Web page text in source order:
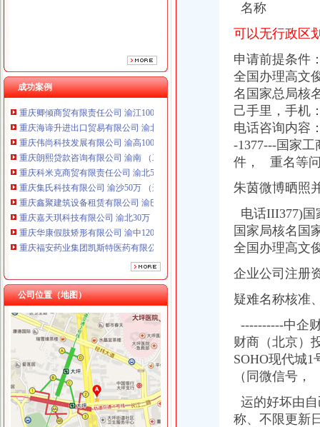
成功案例
重庆卿倾商贸有限责任公司 渝江100万 （工商注册）
重庆海谛升进出口贸易有限公司 渝北100万 （进出口权）
重庆伟尚科技发展有限公司 渝高100万 （工商注册）
重庆朗熙贷款咨询有限公司 渝南 （工商注册）
重庆科米克商贸有限责任公司 渝北50万 （工商注册）
重庆集氏科技有限公司 渝沙50万 （进出口权）
重庆鑫聚建筑设备租赁有限公司 渝巴3万 （工商注册）
重庆嘉天琪科技有限公司 渝北30万 （工商注册）
重庆华康假肢矫形有限公司 渝中120万 （增资）
重庆福安药业集团凯斯特医药有限公司 渝新100万 （进出口权）
重庆吉沃农业科技有限公司 渝南500万 （工商注册）
重庆卿倾商贸有限责任公司 渝江100万 （工商注册）
重庆海谛升进出口贸易有限公司 渝北100万 （进出口权）
重庆伟尚科技发展有限公司 渝高100万 （工商注册）
重庆朗熙贷款咨询有限公司 渝南 （工商注册）
重庆科米克商贸有限责任公司 渝北50万 （工商注册）
重庆集氏科技有限公司 渝沙50万 （进出口权）
重庆鑫聚建筑设备租赁有限公司 渝巴3万 （工商注册）
重庆嘉天琪科技有限公司 渝北30万 （工商注册）
重庆华康假肢矫形有限公司 渝中120万 （增资）
重庆福安药业集团凯斯特医药有限公司 渝新100万 （进出口权）
重庆吉沃农业科技有限公司 渝南500万 （工商注册）
公司位置（地图）
西彭核名
代办国家局核名疑难核名多少钱_公司注册服务_商务服务_商城_中国麦
100元核名,300个体登记,500公司注册-长沙58同城
疑难核名中铁字号疑难核名中铁字号-北京丰台工商注册-北京紫页114网
浙江公司名字核名预先核名-信息服务-水母网
国家局中字头企业核名流程及北京工商局免费核名
重庆产业园区-搜百科
名称
可以无行政区
申请前提条件
全国办理高文
名国家总局核
己手里， 手机
电话咨询内容
-1377---国家
件， 重名等
朱茵微博晒照
电话III377)国
国家局核名国
全国办理高文
企业公司注册
疑难名称核准
----------中企
财商（北京）
SOHO现代城1
（同微信号，
运的好坏由
称、 不限更新